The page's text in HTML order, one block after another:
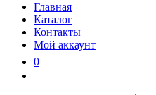
Главная
Каталог
Контакты
Мой аккаунт
0